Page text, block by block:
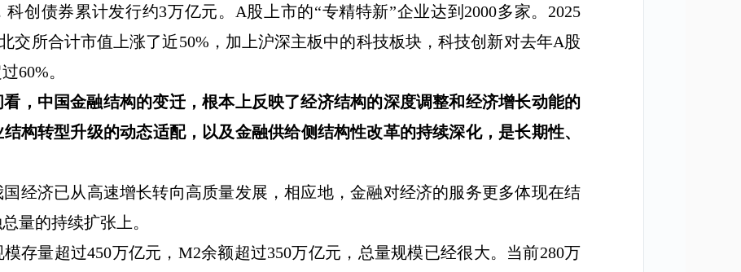
科创债券累计发行约3万亿元。 A股上市的“专精特新”企业达到 2000多家。 2025
交所合计市值上涨了近50% ，加上沪深主板中的科技板块，科技创新对去年A股
60%。
，中国金融结构的变迁，根本上反映了经济结构的深度调整和经济增长动能的
构转型升级的动态适配，以及金融供给侧结构性改革的持续深化，是长期性、
国经济已从高速增长转向高质量发展，相应地，金融对经济的服务更多体现在结
量的持续扩张上。
模存量超过450万亿元， M2余额超过350万亿元，总量规模已经很大。当前280万